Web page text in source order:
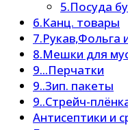
5.Посуда
6.Канц. товары
7.Рукав,Фольга
8.Мешки для
9...Перчатки
9..Зип. пакеты
9..Стрейч-
Антисептики и